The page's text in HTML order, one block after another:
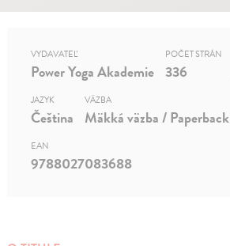
VYDAVATEĽ
Power Yoga Akademie
POČET STRÁN
336
JAZYK
Čeština
VÄZBA
Mäkká väzba / Paperback
EAN
9788027083688